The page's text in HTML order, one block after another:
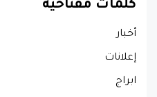
كلمات مفتاحية
أخبار
إعلانات
ابراج